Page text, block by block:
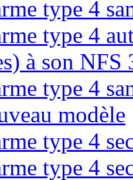
type 4
type 4
à son NFS
type 4
modèle
type 4
type 4